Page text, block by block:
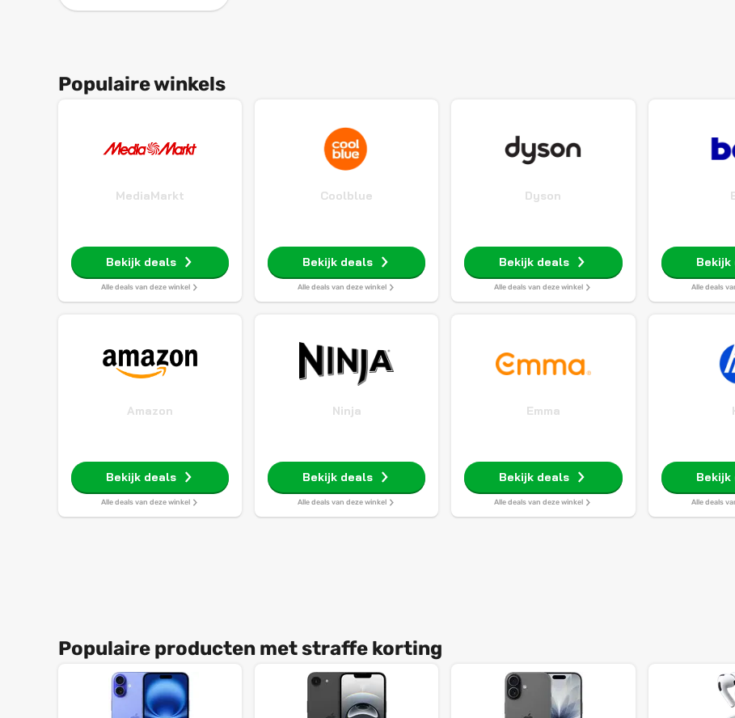
Populaire winkels
MediaMarkt
Bekijk deals
Alle deals van deze winkel
Coolblue
Bekijk deals
Alle deals van deze winkel
Dyson
Bekijk deals
Alle deals van deze winkel
Bekijk
Alle deals
Amazon
Bekijk deals
Alle deals van deze winkel
Ninja
Bekijk deals
Alle deals van deze winkel
Emma
Bekijk deals
Alle deals van deze winkel
Bekijk
Alle deals
Populaire producten met straffe korting